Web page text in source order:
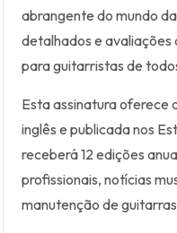
abrangente do mundo
detalhados e avaliações
para guitarristas de
Esta assinatura oferece
inglês e publicada nos
receberá 12 edições
profissionais, notícias
manutenção de